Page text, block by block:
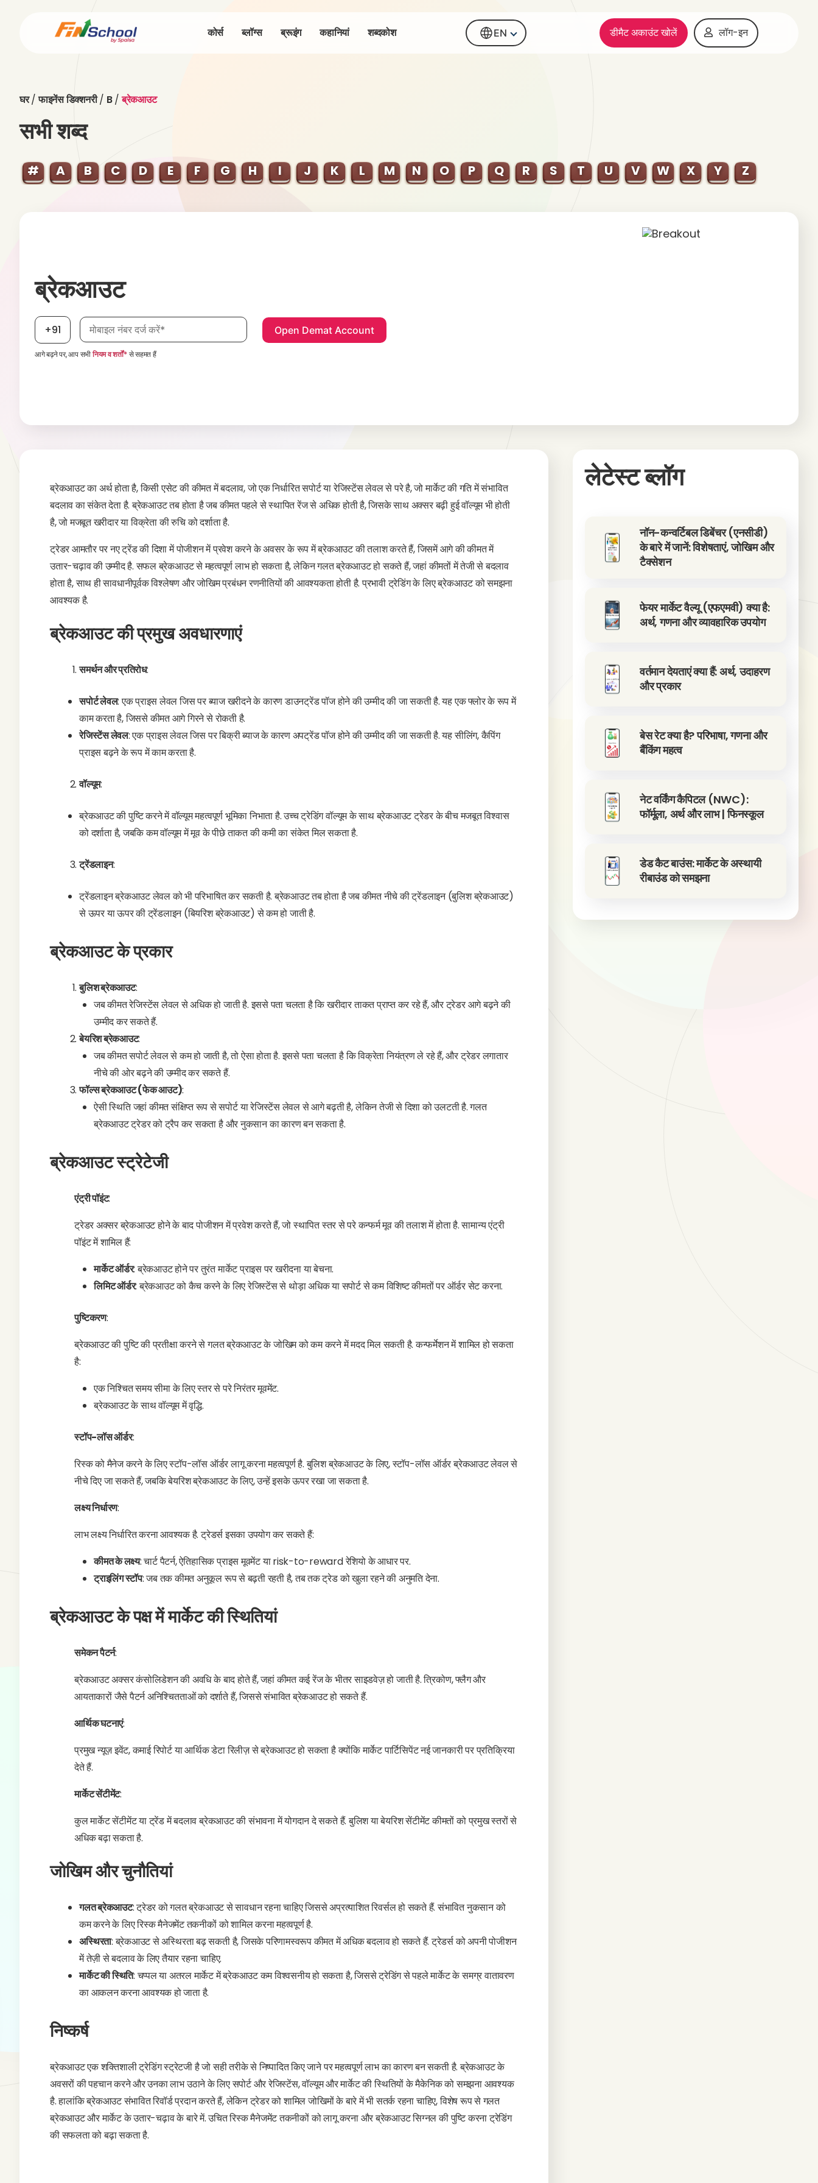
कोर्स ब्लॉग्स ब्रूइंग कहानियां शब्दकोश EN डीमैट अकाउंट खोलें लॉग-इन
घर/फाइनेंस डिक्शनरी/ B/ब्रेकआउट
सभी शब्द
# A B C D E F G H I J K L M N O P Q R S T U V W X Y Z
ब्रेकआउट
+91 मोबाइल नंबर आवश्यक है
आगे बढ़ने पर, आप सभीनियम व शर्तों*से सहमत हैं
ब्रेकआउट का अर्थ होता है, किसी एसेट की कीमत में बदलाव, जो एक निर्धारित सपोर्ट या रेजिस्टेंस लेवल से परे है, जो मार्केट की गति में संभावित
बदलाव का संकेत देता है. ब्रेकआउट तब होता है जब कीमत पहले से स्थापित रेंज से अधिक होती है, जिसके साथ अक्सर बढ़ी हुई वॉल्यूम भी होती
है, जो मजबूत खरीदार या विक्रेता की रुचि को दर्शाता है.
ट्रेडर आमतौर पर नए ट्रेंड की दिशा में पोजीशन में प्रवेश करने के अवसर के रूप में ब्रेकआउट की तलाश करते हैं, जिसमें आगे की कीमत में
उतार-चढ़ाव की उम्मीद है. सफल ब्रेकआउट से महत्वपूर्ण लाभ हो सकता है, लेकिन गलत ब्रेकआउट हो सकते हैं, जहां कीमतों में तेजी से बदलाव
होता है, साथ ही सावधानीपूर्वक विश्लेषण और जोखिम प्रबंधन रणनीतियों की आवश्यकता होती है. प्रभावी ट्रेडिंग के लिए ब्रेकआउट को समझना
आवश्यक है.
ब्रेकआउट की प्रमुख अवधारणाएं
समर्थन और प्रतिरोध:
सपोर्ट लेवल: एक प्राइस लेवल जिस पर ब्याज खरीदने के कारण डाउनट्रेंड पॉज होने की उम्मीद की जा सकती है. यह एक फ्लोर के रूप में
काम करता है, जिससे कीमत आगे गिरने से रोकती है.
रेजिस्टेंस लेवल: एक प्राइस लेवल जिस पर बिक्री ब्याज के कारण अपट्रेंड पॉज होने की उम्मीद की जा सकती है. यह सीलिंग, कैपिंग
प्राइस बढ़ने के रूप में काम करता है.
वॉल्यूम:
ब्रेकआउट की पुष्टि करने में वॉल्यूम महत्वपूर्ण भूमिका निभाता है. उच्च ट्रेडिंग वॉल्यूम के साथ ब्रेकआउट ट्रेडर के बीच मजबूत विश्वास
को दर्शाता है, जबकि कम वॉल्यूम में मूव के पीछे ताकत की कमी का संकेत मिल सकता है.
ट्रेंडलाइन:
ट्रेंडलाइन ब्रेकआउट लेवल को भी परिभाषित कर सकती है. ब्रेकआउट तब होता है जब कीमत नीचे की ट्रेंडलाइन (बुलिश ब्रेकआउट)
से ऊपर या ऊपर की ट्रेंडलाइन (बियरिश ब्रेकआउट) से कम हो जाती है.
ब्रेकआउट के प्रकार
बुलिश ब्रेकआउट:
जब कीमत रेजिस्टेंस लेवल से अधिक हो जाती है. इससे पता चलता है कि खरीदार ताकत प्राप्त कर रहे हैं, और ट्रेडर आगे बढ़ने की
उम्मीद कर सकते हैं.
बेयरिश ब्रेकआउट:
जब कीमत सपोर्ट लेवल से कम हो जाती है, तो ऐसा होता है. इससे पता चलता है कि विक्रेता नियंत्रण ले रहे हैं, और ट्रेडर लगातार
नीचे की ओर बढ़ने की उम्मीद कर सकते हैं.
फॉल्स ब्रेकआउट (फेक आउट):
ऐसी स्थिति जहां कीमत संक्षिप्त रूप से सपोर्ट या रेजिस्टेंस लेवल से आगे बढ़ती है, लेकिन तेजी से दिशा को उलटती है. गलत
ब्रेकआउट ट्रेडर को ट्रैप कर सकता है और नुकसान का कारण बन सकता है.
ब्रेकआउट स्ट्रेटेजी
एंट्री पॉइंट:
ट्रेडर अक्सर ब्रेकआउट होने के बाद पोजीशन में प्रवेश करते हैं, जो स्थापित स्तर से परे कन्फर्म मूव की तलाश में होता है. सामान्य एंट्री
पॉइंट में शामिल हैं:
मार्केट ऑर्डर: ब्रेकआउट होने पर तुरंत मार्केट प्राइस पर खरीदना या बेचना.
लिमिट ऑर्डर: ब्रेकआउट को कैच करने के लिए रेजिस्टेंस से थोड़ा अधिक या सपोर्ट से कम विशिष्ट कीमतों पर ऑर्डर सेट करना.
पुष्टिकरण:
ब्रेकआउट की पुष्टि की प्रतीक्षा करने से गलत ब्रेकआउट के जोखिम को कम करने में मदद मिल सकती है. कन्फर्मेशन में शामिल हो सकता
है:
एक निश्चित समय सीमा के लिए स्तर से परे निरंतर मूवमेंट.
ब्रेकआउट के साथ वॉल्यूम में वृद्धि.
स्टॉप-लॉस ऑर्डर:
रिस्क को मैनेज करने के लिए स्टॉप-लॉस ऑर्डर लागू करना महत्वपूर्ण है. बुलिश ब्रेकआउट के लिए, स्टॉप-लॉस ऑर्डर ब्रेकआउट लेवल से
नीचे दिए जा सकते हैं, जबकि बेयरिश ब्रेकआउट के लिए, उन्हें इसके ऊपर रखा जा सकता है.
लक्ष्य निर्धारण:
लाभ लक्ष्य निर्धारित करना आवश्यक है. ट्रेडर्स इसका उपयोग कर सकते हैं:
कीमत के लक्ष्य: चार्ट पैटर्न, ऐतिहासिक प्राइस मूवमेंट या risk-to-reward रेशियो के आधार पर.
ट्राइलिंग स्टॉप: जब तक कीमत अनुकूल रूप से बढ़ती रहती है, तब तक ट्रेड को खुला रहने की अनुमति देना.
ब्रेकआउट के पक्ष में मार्केट की स्थितियां
समेकन पैटर्न:
ब्रेकआउट अक्सर कंसोलिडेशन की अवधि के बाद होते हैं, जहां कीमत कई रेंज के भीतर साइडवेज़ हो जाती है. त्रिकोण, फ्लैग और
आयताकारों जैसे पैटर्न अनिश्चितताओं को दर्शाते हैं, जिससे संभावित ब्रेकआउट हो सकते हैं.
आर्थिक घटनाएं:
प्रमुख न्यूज़ इवेंट, कमाई रिपोर्ट या आर्थिक डेटा रिलीज़ से ब्रेकआउट हो सकता है क्योंकि मार्केट पार्टिसिपेंट नई जानकारी पर प्रतिक्रिया
देते हैं.
मार्केट सेंटीमेंट:
कुल मार्केट सेंटीमेंट या ट्रेंड में बदलाव ब्रेकआउट की संभावना में योगदान दे सकते हैं. बुलिश या बेयरिश सेंटीमेंट कीमतों को प्रमुख स्तरों से
अधिक बढ़ा सकता है.
जोखिम और चुनौतियां
गलत ब्रेकआउट: ट्रेडर को गलत ब्रेकआउट से सावधान रहना चाहिए जिससे अप्रत्याशित रिवर्सल हो सकते हैं. संभावित नुकसान को
कम करने के लिए रिस्क मैनेजमेंट तकनीकों को शामिल करना महत्वपूर्ण है.
अस्थिरता: ब्रेकआउट से अस्थिरता बढ़ सकती है, जिसके परिणामस्वरूप कीमत में अधिक बदलाव हो सकते हैं. ट्रेडर्स को अपनी पोजीशन
में तेज़ी से बदलाव के लिए तैयार रहना चाहिए.
मार्केट की स्थिति: चप्पल या अतरल मार्केट में ब्रेकआउट कम विश्वसनीय हो सकता है, जिससे ट्रेडिंग से पहले मार्केट के समग्र वातावरण
का आकलन करना आवश्यक हो जाता है.
निष्कर्ष
ब्रेकआउट एक शक्तिशाली ट्रेडिंग स्ट्रेटजी है जो सही तरीके से निष्पादित किए जाने पर महत्वपूर्ण लाभ का कारण बन सकती है. ब्रेकआउट के
अवसरों की पहचान करने और उनका लाभ उठाने के लिए सपोर्ट और रेजिस्टेंस, वॉल्यूम और मार्केट की स्थितियों के मैकेनिक को समझना आवश्यक
है. हालांकि ब्रेकआउट संभावित रिवॉर्ड प्रदान करते हैं, लेकिन ट्रेडर को शामिल जोखिमों के बारे में भी सतर्क रहना चाहिए, विशेष रूप से गलत
ब्रेकआउट और मार्केट के उतार-चढ़ाव के बारे में. उचित रिस्क मैनेजमेंट तकनीकों को लागू करना और ब्रेकआउट सिग्नल की पुष्टि करना ट्रेडिंग
की सफलता को बढ़ा सकता है.
लेटेस्ट ब्लॉग
नॉन-कन्वर्टिबल डिबेंचर (एनसीडी)
के बारे में जानें: विशेषताएं, जोखिम और
टैक्सेशन
फेयर मार्केट वैल्यू (एफएमवी) क्या है:
अर्थ, गणना और व्यावहारिक उपयोग
वर्तमान देयताएं क्या हैं: अर्थ, उदाहरण
और प्रकार
बेस रेट क्या है? परिभाषा, गणना और
बैंकिंग महत्व
नेट वर्किंग कैपिटल (NWC):
फॉर्मूला, अर्थ और लाभ | फिनस्कूल
डेड कैट बाउंस: मार्केट के अस्थायी
रीबाउंड को समझना